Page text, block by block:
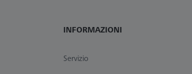
INFORMAZIONI
Servizio